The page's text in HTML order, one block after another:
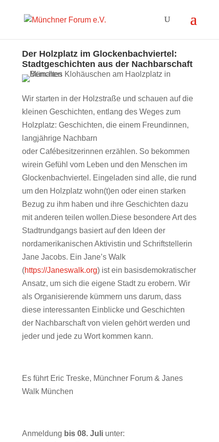
Der Holzplatz im Glockenbachviertel:
Stadtgeschichten aus der Nachbarschaft
Wir starten in der Holzstraße und schauen auf die
kleinen Geschichten, entlang des Weges zum
Holzplatz: Geschichten, die einem Freundinnen,
langjährige Nachbarn
oder Cafébesitzerinnen erzählen. So bekommen
wirein Gefühl vom Leben und den Menschen im
Glockenbachviertel. Eingeladen sind alle, die rund
um den Holzplatz wohn(t)en oder einen starken
Bezug zu ihm haben und ihre Geschichten dazu
mit anderen teilen wollen.Diese besondere Art des
Stadtrundgangs basiert auf den Ideen der
nordamerikanischen Aktivistin und Schriftstellerin
Jane Jacobs. Ein Jane’s Walk
(https://Janeswalk.org) ist ein basisdemokratischer
Ansatz, um sich die eigene Stadt zu erobern. Wir
als Organisierende kümmern uns darum, dass
diese interessanten Einblicke und Geschichten
der Nachbarschaft von vielen gehört werden und
jeder und jede zu Wort kommen kann.
Es führt Eric Treske, Münchner Forum & Janes
Walk München
Anmeldung bis 08. Juliunter: